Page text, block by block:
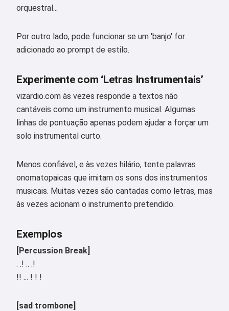
orquestral...
Por outro lado, pode funcionar se um 'banjo' for
adicionado ao prompt de estilo.
Experimente com ‘Letras Instrumentais’
vizardio.com às vezes responde a textos não
cantáveis como um instrumento musical. Algumas
linhas de pontuação apenas podem ajudar a forçar um
solo instrumental curto.
Menos confiável, e às vezes hilário, tente palavras
onomatopaicas que imitam os sons dos instrumentos
musicais. Muitas vezes são cantadas como letras, mas
às vezes acionam o instrumento pretendido.
Exemplos
[Percussion Break]
. .! .. .!
!! ... ! ! !
[sad trombone]